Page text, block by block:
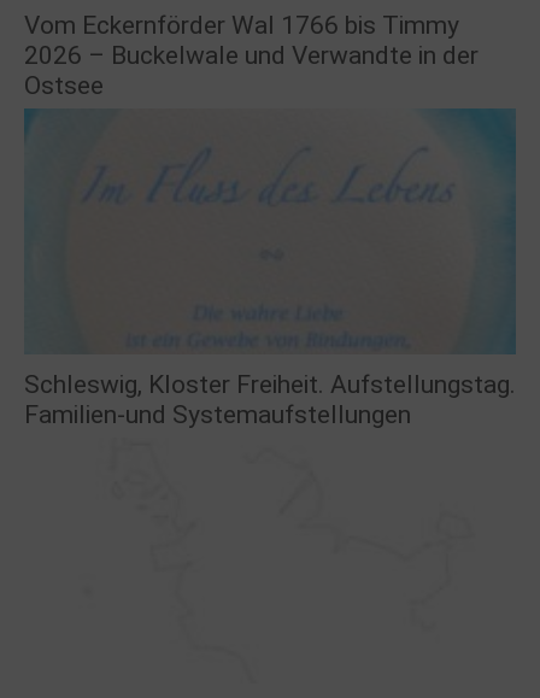
Vom Eckernförder Wal 1766 bis Timmy
2026 – Buckelwale und Verwandte in der
Ostsee
Schleswig, Kloster Freiheit. Aufstellungstag.
Familien-und Systemaufstellungen